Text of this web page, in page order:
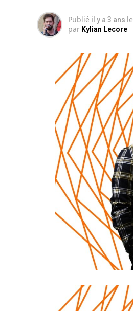
Publié il y a 3 ans le
par Kylian Lecore